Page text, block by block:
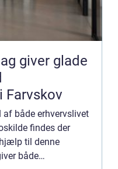
giver glade
Farvskov
af både erhvervslivet
findes der
til denne
både